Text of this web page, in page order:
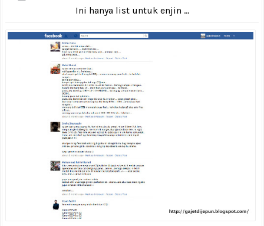
Ini hanya list untuk enjin ...